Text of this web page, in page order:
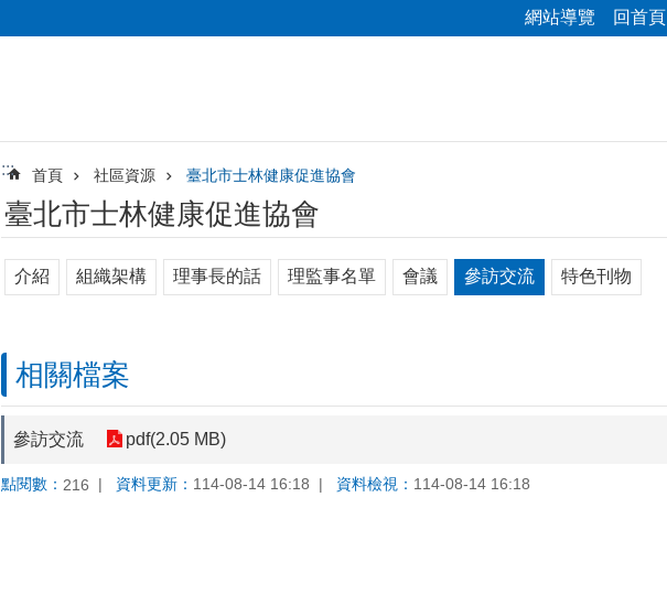
網站導覽 回首頁
::: 首頁 社區資源 臺北市士林健康促進協會
臺北市士林健康促進協會
介紹 組織架構 理事長的話 理監事名單 會議 參訪交流 特色刊物
相關檔案
參訪交流 pdf(2.05 MB)
點閱數： 216 資料更新： 114-08-14 16:18 資料檢視： 114-08-14 16:18